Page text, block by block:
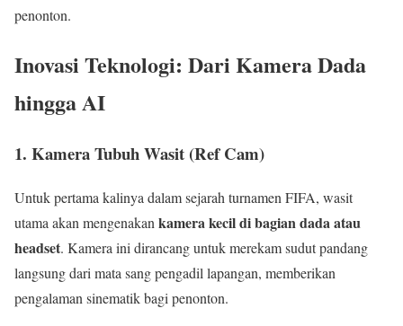
penonton.
Inovasi Teknologi: Dari Kamera Dada
hingga AI
1. Kamera Tubuh Wasit (Ref Cam)
Untuk pertama kalinya dalam sejarah turnamen FIFA, wasit
utama akan mengenakan kamera kecil di bagian dada atau
headset. Kamera ini dirancang untuk merekam sudut pandang
langsung dari mata sang pengadil lapangan, memberikan
pengalaman sinematik bagi penonton.